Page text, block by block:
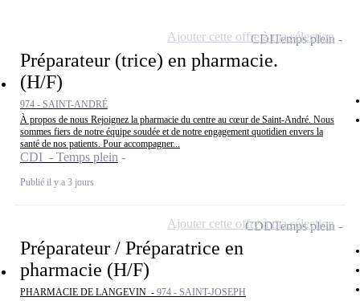
Préparateur (trice) en pharmacie.
(H/F)
974 - SAINT-ANDRÉ
À propos de nous Rejoignez la pharmacie du centre au cœur de Saint-André. Nous
sommes fiers de notre équipe soudée et de notre engagement quotidien envers la
santé de nos patients. Pour accompagner...
CDI - Temps plein
Publié il y a 3 jours
CDITemps plein
Ajouter cette offre à ma sélection
Préparateur / Préparatrice en
pharmacie (H/F)
PHARMACIE DE LANGEVIN - 974 - SAINT-JOSEPH
CDDTemps plein
Ajouter cette offre à ma sélection